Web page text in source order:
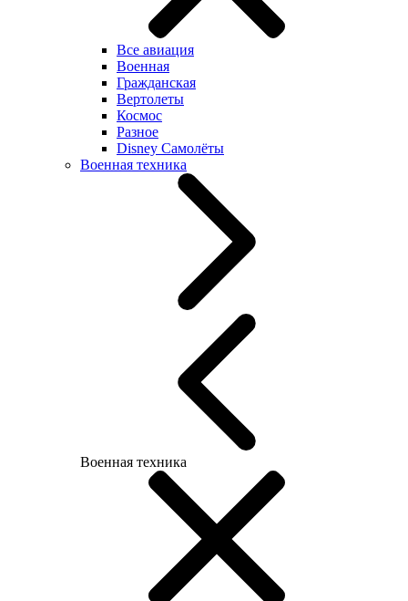
Все авиация
Военная
Гражданская
Вертолеты
Космос
Разное
Disney Самолёты
Военная техника
Военная техника